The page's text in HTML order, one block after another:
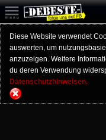
Diese Website verwendet
auswerten, um
anzuzeigen. Weitere
du deren Verwendung
Datenschutzhinweisen.